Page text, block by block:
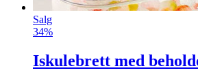
Salg
34%
Iskulebrett med